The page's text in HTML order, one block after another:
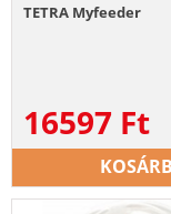
TETRA Myfeeder
16597 Ft